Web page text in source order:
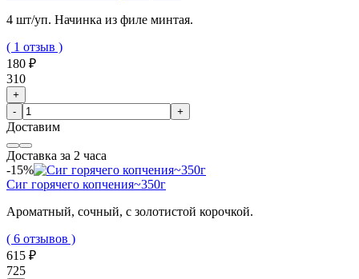
4 шт/уп. Начинка из филе минтая.
( 1 отзыв )
180 ₽
310
+
-
+
Доставим
Доставка за 2 часа
-15%
Сиг горячего копчения~350г
Ароматный, сочный, с золотистой корочкой.
( 6 отзывов )
615 ₽
725